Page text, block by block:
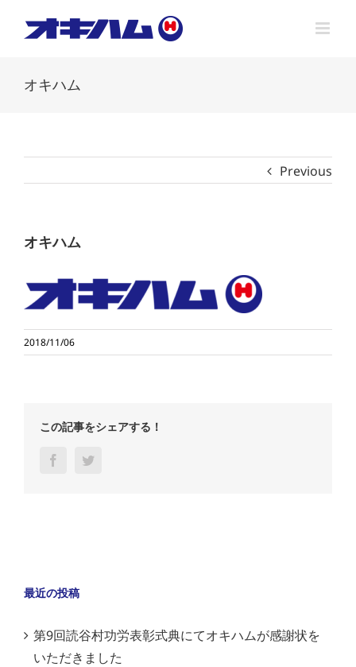
オキハム
Previous
オキハム
2018/11/06
この記事をシェアする！
Facebook
最近の投稿
第9回読谷村功労表彰式典にてオキハムが感謝状を
いただきました